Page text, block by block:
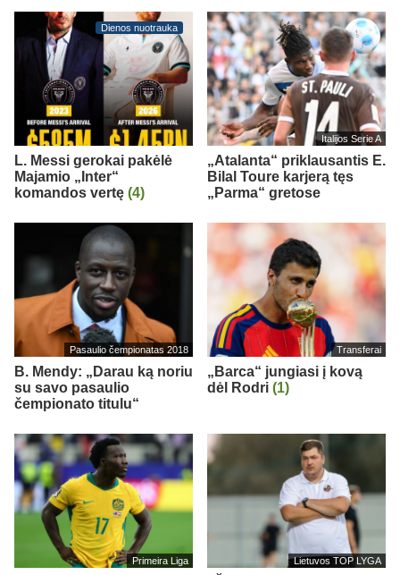
Dienos nuotrauka
L. Messi gerokai pakėlė
Majamio „Inter“
komandos vertę (4)
Italijos Serie A
„Atalanta“ priklausantis E.
Bilal Toure karjerą tęs
„Parma“ gretose
Pasaulio čempionatas 2018
B. Mendy: „Darau ką noriu
su savo pasaulio
čempionato titulu“
Transferai
„Barca“ jungiasi į kovą
dėl Rodri (1)
Primeira Liga Lietuvos TOP LYGA